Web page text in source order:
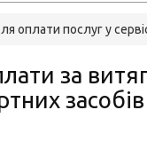
оплати послуг у
за
засобів